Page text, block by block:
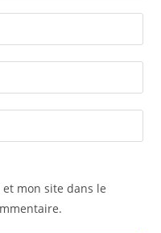
mon site dans le